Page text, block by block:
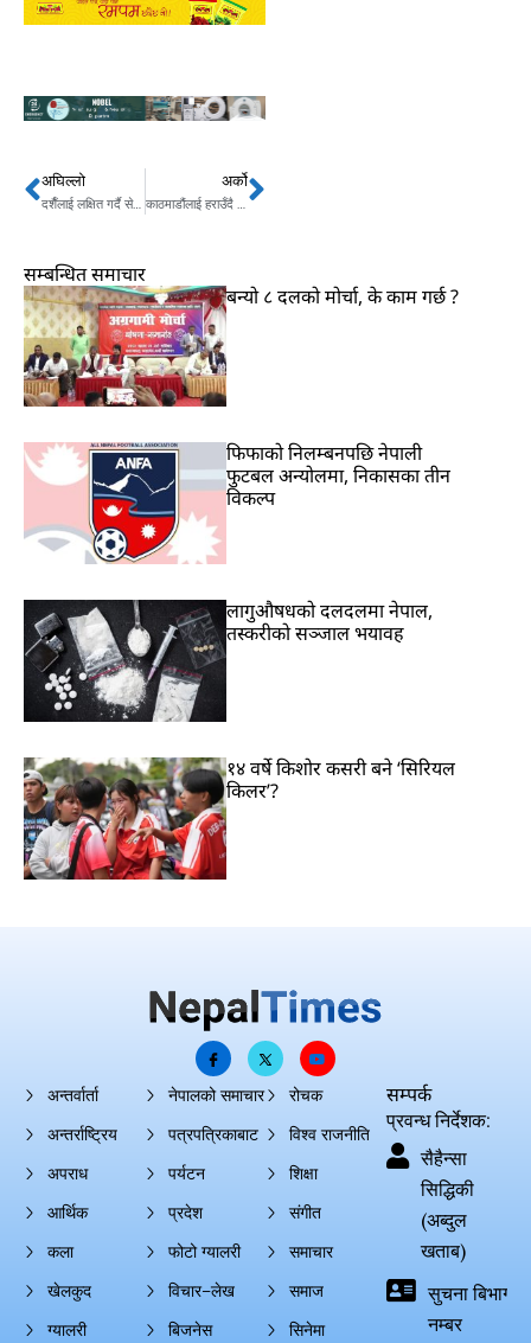
Prev
अघिल्लो
दशैँलाई लक्षित गर्दै सेनाले सुरु गर्याे नि:शुल्क यातायात सेवा
अर्कोNext
सम्बन्धित समाचार
बन्यो ८ दलको मोर्चा, के काम गर्छ ?
फिफाको निलम्बनपछि नेपाली
फुटबल अन्योलमा, निकासका तीन
विकल्प
लागुऔषधको दलदलमा नेपाल,
तस्करीको सञ्जाल भयावह
१४ वर्षे किशोर कसरी बने ‘सिरियल
किलर’?
अन्तर्वार्ता
अन्तर्राष्ट्रिय
अपराध
आर्थिक
कला
खेलकुद
ग्यालरी
नेपालको समाचार
पत्रपत्रिकाबाट
पर्यटन
प्रदेश
फोटो ग्यालरी
विचार–लेख
बिजनेस
रोचक
विश्व राजनीति
शिक्षा
संगीत
समाचार
समाज
सिनेमा
सम्पर्क
प्रवन्ध निर्देशक:
सैहैन्सा
सिद्धिकी
(अब्दुल
खताब)
सुचना बिभाग
नम्बर